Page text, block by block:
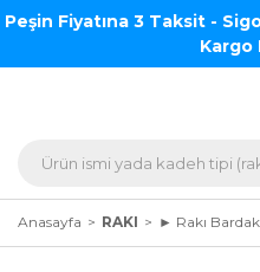
Peşin Fiyatına 3 Taksit -
Kargo
Anasayfa RAKI ► Rakı